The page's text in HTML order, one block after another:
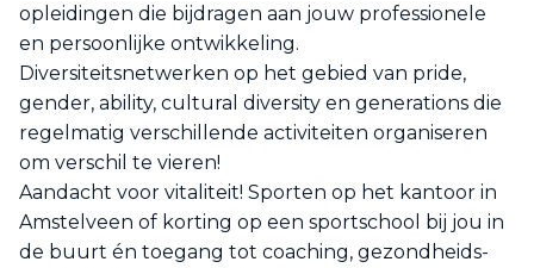
opleidingen die bijdragen aan jouw professionele
en persoonlijke ontwikkeling.
Diversiteitsnetwerken op het gebied van pride,
gender, ability, cultural diversity en generations die
regelmatig verschillende activiteiten organiseren
om verschil te vieren!
Aandacht voor vitaliteit! Sporten op het kantoor in
Amstelveen of korting op een sportschool bij jou in
de buurt én toegang tot coaching, gezondheids-